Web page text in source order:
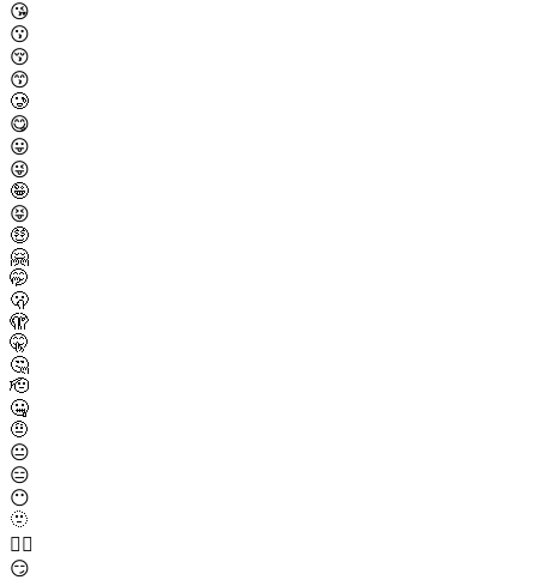
😘
😗
😚
😙
🥲
😋
😛
😜
🤪
😝
🤑
🤗
🤭
🫢
🫣
🤫
🤔
🫡
🤐
🤨
😐
😑
😶
🫥
😶‍🌫️
😏